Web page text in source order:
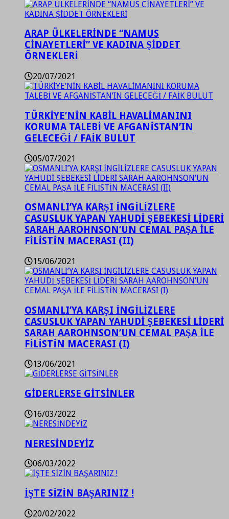
ARAP ÜLKELERİNDE “NAMUS
CİNAYETLERİ” VE KADINA ŞİDDET
ÖRNEKLERİ
20/07/2021
TÜRKİYE’NİN KABİL HAVALİMANINI
KORUMA TALEBİ VE AFGANİSTAN’IN
GELECEĞİ / FAİK BULUT
05/07/2021
OSMANLI’YA KARŞI İNGİLİZLERE
CASUSLUK YAPAN YAHUDİ ŞEBEKESİ LİDERİ
SARAH AAROHNSON’UN CEMAL PAŞA İLE
FİLİSTİN MACERASI (II)
15/06/2021
OSMANLI’YA KARŞI İNGİLİZLERE
CASUSLUK YAPAN YAHUDİ ŞEBEKESİ LİDERİ
SARAH AAROHNSON’UN CEMAL PAŞA İLE
FİLİSTİN MACERASI (I)
13/06/2021
GİDERLERSE GİTSİNLER
16/03/2022
NERESİNDEYİZ
06/03/2022
İŞTE SİZİN BAŞARINIZ !
20/02/2022